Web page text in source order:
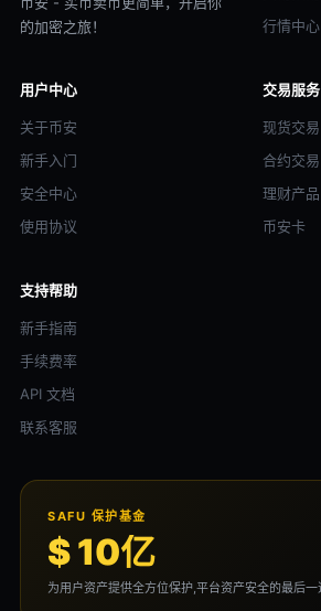
的加密之旅！
行情中心
用户中心
关于币安
新手入门
安全中心
使用协议
交易服务
现货交易
合约交易
理财产品
币安卡
支持帮助
新手指南
手续费率
API 文档
联系客服
SAFU 保护基金
$ 10亿
为用户资产提供全方位保护,平台资产安全的最后一